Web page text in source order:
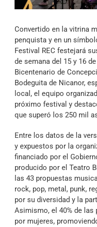
Convertido en la vitrina
penquista y en un
Festival REC festejará
de semana del 15 y 16
Bicentenario de
Bodeguita de Nicanor,
local, el equipo
próximo festival y
que superó los 250 mil
Entre los datos de la
y expuestos por la
financiado por el
producido por el Teatro
las 43 propuestas
rock, pop, metal, punk,
por su diversidad y la
Asimismo, el 40% de
por mujeres,